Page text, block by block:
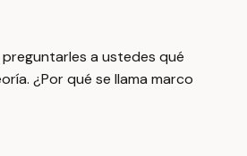
a ustedes qué
¿Por qué se llama marco